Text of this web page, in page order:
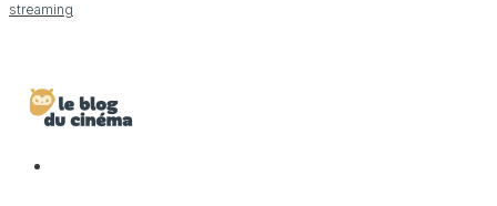
streaming